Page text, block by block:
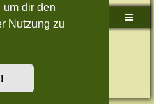
um dir den
Nutzung zu
Foren-Übersicht
Limited
Style-Design